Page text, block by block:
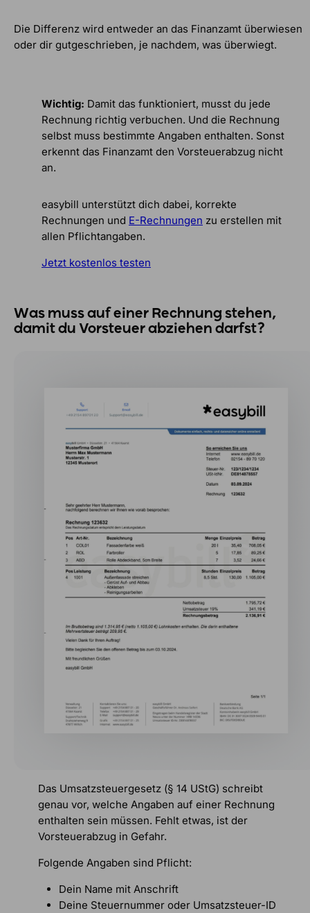
Die Differenz wird entweder an das Finanzamt überwiesen
oder dir gutgeschrieben, je nachdem, was überwiegt.
Wichtig: Damit das funktioniert, musst du jede
Rechnung richtig verbuchen. Und die Rechnung
selbst muss bestimmte Angaben enthalten. Sonst
erkennt das Finanzamt den Vorsteuerabzug nicht
an.
easybill unterstützt dich dabei, korrekte
Rechnungen und E-Rechnungen zu erstellen mit
allen Pflichtangaben.
Jetzt kostenlos testen
Was muss auf einer Rechnung stehen,
damit du Vorsteuer abziehen darfst?
Das Umsatzsteuergesetz (§ 14 UStG) schreibt
genau vor, welche Angaben auf einer Rechnung
enthalten sein müssen. Fehlt etwas, ist der
Vorsteuerabzug in Gefahr.
Folgende Angaben sind Pflicht:
Dein Name mit Anschrift
Deine Steuernummer oder Umsatzsteuer-ID